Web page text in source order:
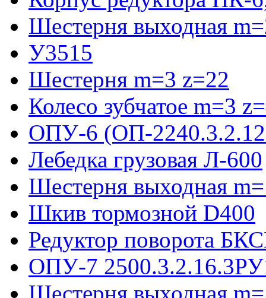
Шестерня выходная
У3515
Шестерня m=3 z=22
Колесо зубчатое m=3
ОПУ-6 (ОП-
Лебедка грузовая Л-600
Шестерня выходная
Шкив тормозной D400
Редуктор поворота
ОПУ-7
Шестерня выходная